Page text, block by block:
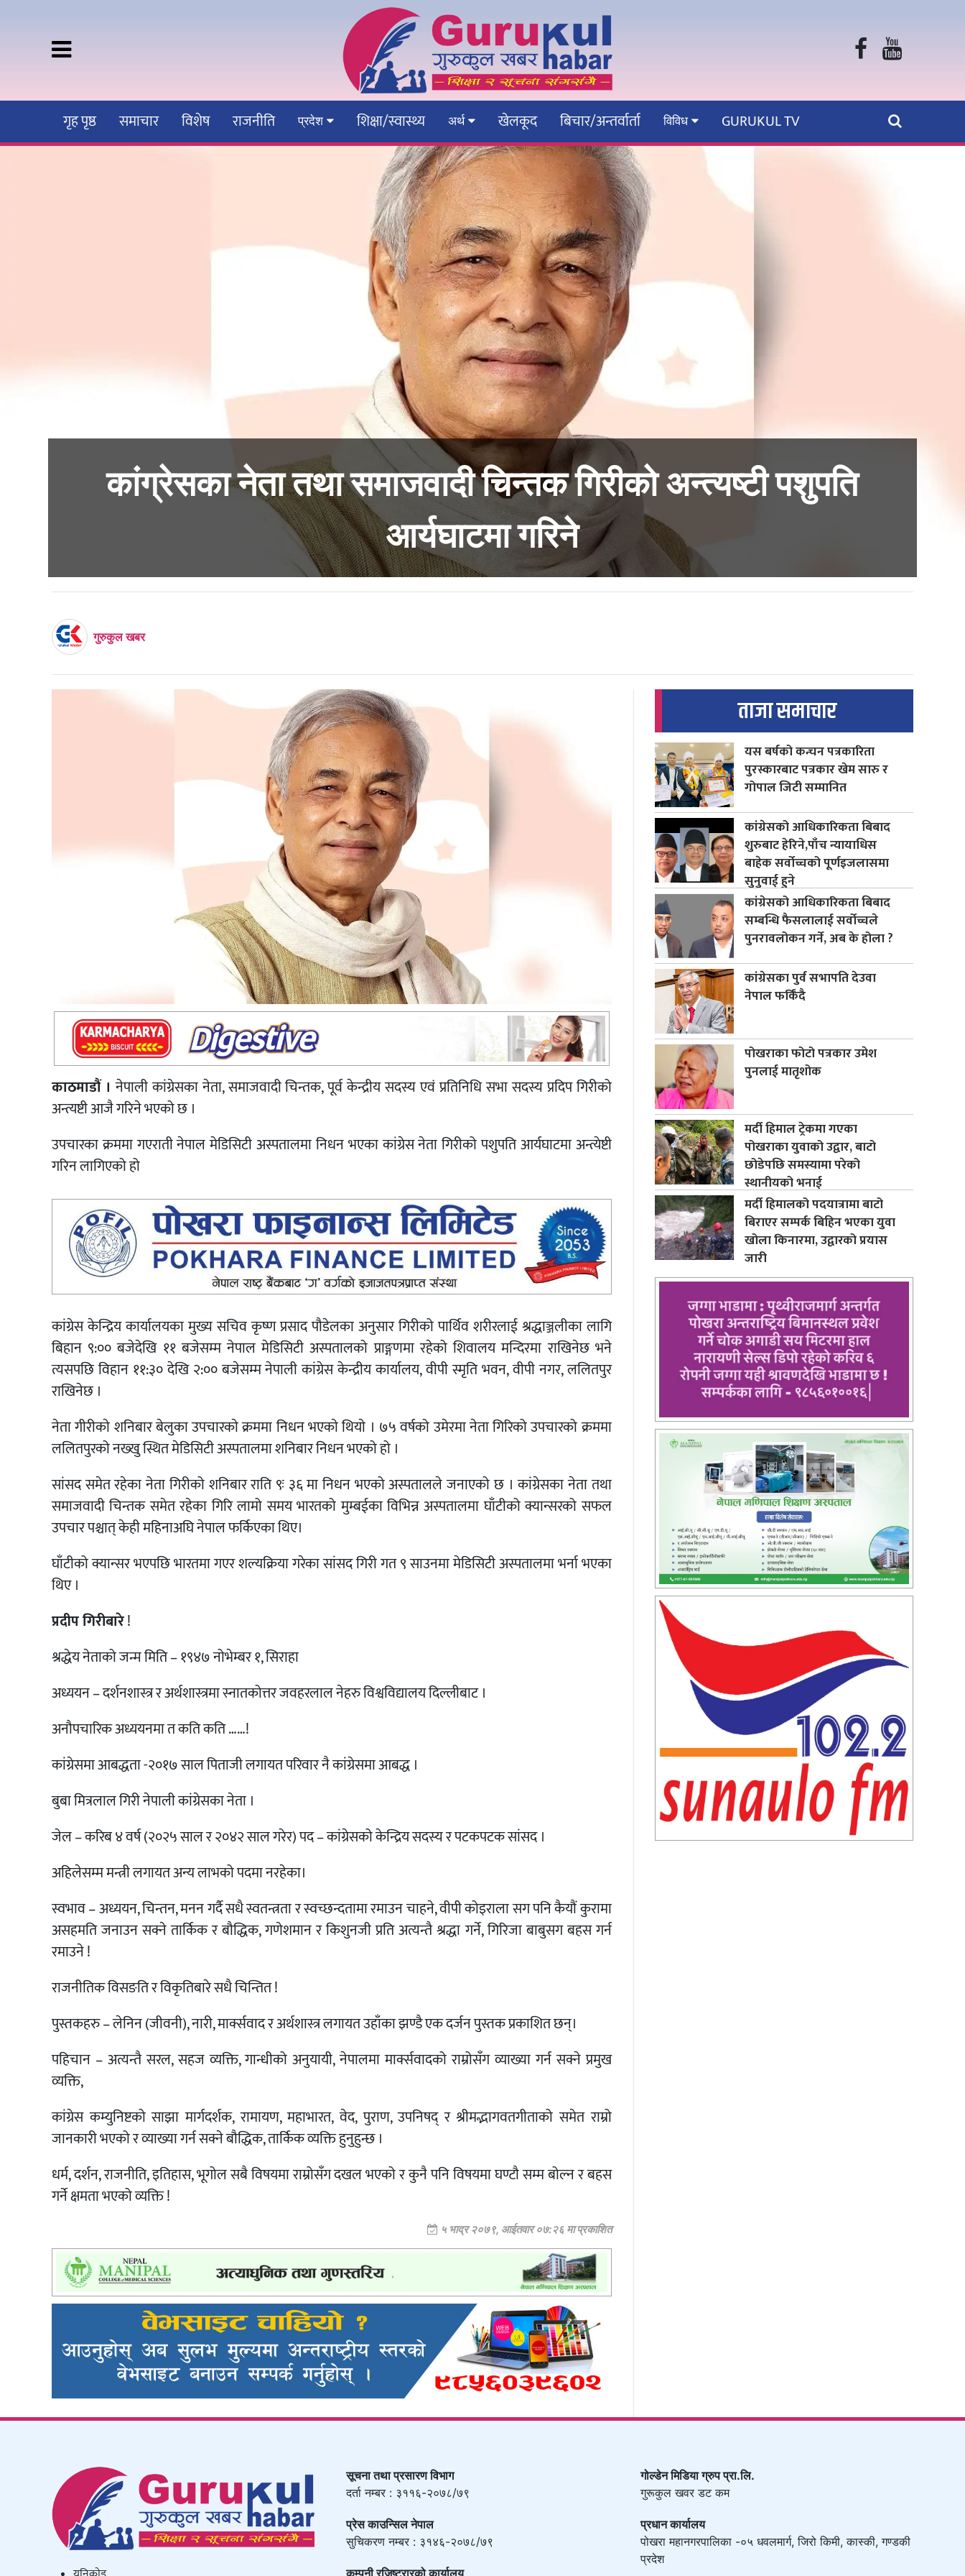
गृह पृष्ठ समाचार विशेष राजनीति प्रदेश शिक्षा/स्वास्थ्य अर्थ खेलकूद बिचार/अन्तर्वार्ता विविध GURUKUL TV
कांग्रेसका नेता तथा समाजवादी चिन्तक गिरीको अन्त्यष्टी पशुपति
आर्यघाटमा गरिने
गुरुकुल खबर
काठमाडौं । नेपाली कांग्रेसका नेता, समाजवादी चिन्तक, पूर्व केन्द्रीय सदस्य एवं प्रतिनिधि सभा सदस्य प्रदिप गिरीको
अन्त्यष्टी आजै गरिने भएको छ ।
उपचारका क्रममा गएराती नेपाल मेडिसिटी अस्पतालमा निधन भएका कांग्रेस नेता गिरीको पशुपति आर्यघाटमा अन्त्येष्टी
गरिन लागिएको हो
कांग्रेस केन्द्रिय कार्यालयका मुख्य सचिव कृष्ण प्रसाद पौडेलका अनुसार गिरीको पार्थिव शरीरलाई श्रद्धाञ्जलीका लागि
बिहान ९:०० बजेदेखि ११ बजेसम्म नेपाल मेडिसिटी अस्पतालको प्राङ्गणमा रहेको शिवालय मन्दिरमा राखिनेछ भने
त्यसपछि विहान ११:३० देखि २:०० बजेसम्म नेपाली कांग्रेस केन्द्रीय कार्यालय, वीपी स्मृति भवन, वीपी नगर, ललितपुर
राखिनेछ ।
नेता गीरीकाे शनिबार बेलुका उपचारकाे क्रममा निधन भएकाे थियाे । ७५ वर्षको उमेरमा नेता गिरिको उपचारको क्रममा
ललितपुरको नख्खु स्थित मेडिसिटी अस्पतालमा शनिबार निधन भएको हो ।
सांसद समेत रहेका नेता गिरीको शनिबार राति ९ः ३६ मा निधन भएको अस्पतालले जनाएको छ । कांग्रेसका नेता तथा
समाजवादी चिन्तक समेत रहेका गिरि लामो समय भारतको मुम्बईका विभिन्न अस्पतालमा घाँटीको क्यान्सरको सफल
उपचार पश्चात् केही महिनाअघि नेपाल फर्किएका थिए।
घाँटीको क्यान्सर भएपछि भारतमा गएर शल्यक्रिया गरेका सांसद गिरी गत ९ साउनमा मेडिसिटी अस्पतालमा भर्ना भएका
थिए ।
प्रदीप गिरीबारे!
श्रद्धेय नेताको जन्म मिति – १९४७ नोभेम्बर १, सिराहा
अध्ययन – दर्शनशास्त्र र अर्थशास्त्रमा स्नातकोत्तर जवहरलाल नेहरु विश्वविद्यालय दिल्लीबाट ।
अनौपचारिक अध्ययनमा त कति कति ……!
कांग्रेसमा आबद्धता -२०१७ साल पिताजी लगायत परिवार नै कांग्रेसमा आबद्ध ।
बुबा मित्रलाल गिरी नेपाली कांग्रेसका नेता ।
जेल – करिब ४ वर्ष (२०२५ साल र २०४२ साल गरेर) पद – कांग्रेसको केन्द्रिय सदस्य र पटकपटक सांसद ।
अहिलेसम्म मन्त्री लगायत अन्य लाभको पदमा नरहेका।
स्वभाव – अध्ययन, चिन्तन, मनन गर्दै सधै स्वतन्त्रता र स्वच्छन्दतामा रमाउन चाहने, वीपी कोइराला सग पनि कैयौं कुरामा
असहमति जनाउन सक्ने तार्किक र बौद्धिक, गणेशमान र किशुनजी प्रति अत्यन्तै श्रद्धा गर्ने, गिरिजा बाबुसग बहस गर्न
रमाउने !
राजनीतिक विसङति र विकृतिबारे सधै चिन्तित !
पुस्तकहरु – लेनिन (जीवनी), नारी, मार्क्सवाद र अर्थशास्त्र लगायत उहाँका झण्डै एक दर्जन पुस्तक प्रकाशित छन्।
पहिचान – अत्यन्तै सरल, सहज व्यक्ति, गान्धीको अनुयायी, नेपालमा मार्क्सवादको राम्रोसँग व्याख्या गर्न सक्ने प्रमुख
व्यक्ति,
कांग्रेस कम्युनिष्टको साझा मार्गदर्शक, रामायण, महाभारत, वेद, पुराण, उपनिषद् र श्रीमद्भागवतगीताको समेत राम्रो
जानकारी भएको र व्याख्या गर्न सक्ने बौद्धिक, तार्किक व्यक्ति हुनुहुन्छ ।
धर्म, दर्शन, राजनीति, इतिहास, भूगोल सबै विषयमा राम्रोसँग दखल भएको र कुनै पनि विषयमा घण्टौ सम्म बोल्न र बहस
गर्ने क्षमता भएको व्यक्ति !
५ भाद्र २०७९, आईतवार ०७:२६ मा प्रकाशित
ताजा समाचार
यस बर्षको कन्चन पत्रकारिता
पुरस्कारबाट पत्रकार खेम सारु र
गोपाल जिटी सम्मानित
कांग्रेसको आधिकारिकता बिबाद
शुरुबाट हेरिने,पाँच न्यायाधिस
बाहेक सर्वोच्चको पूर्णइजलासमा
सुनुवाई हुने
कांग्रेसको आधिकारिकता बिबाद
सम्बन्धि फैसलालाई सर्वोच्चले
पुनरावलोकन गर्ने, अब के होला ?
कांग्रेसका पुर्व सभापति देउवा
नेपाल फर्किंदै
पोखराका फोटो पत्रकार उमेश
पुनलाई मातृशोक
मर्दी हिमाल ट्रेकमा गएका
पोखराका युवाको उद्वार, बाटो
छोडेपछि समस्यामा परेको
स्थानीयको भनाई
मर्दी हिमालको पदयात्रामा बाटो
बिराएर सम्पर्क बिहिन भएका युवा
खोला किनारमा, उद्वारको प्रयास
जारी
सूचना तथा प्रसारण विभाग
दर्ता नम्बर : ३११६-२०७८/७९
प्रेस काउन्सिल नेपाल
सुचिकरण नम्बर : ३१४६-२०७८/७९
कम्पनी रजिष्ट्रारको कार्यालय
गोल्डेन मिडिया ग्रुप प्रा.लि.
गुरूकुल खवर डट कम
प्रधान कार्यालय
पोखरा महानगरपालिका -०५ धवलमार्ग, जिरो किमी, कास्की, गण्डकी
प्रदेश